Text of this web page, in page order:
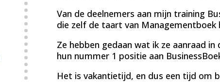
Van de deelnemers aan mijn training
die zelf de taart van Managementboek
Ze hebben gedaan wat ik ze aanraad
hun nummer 1 positie aan
Het is vakantietijd, en dus een tijd om